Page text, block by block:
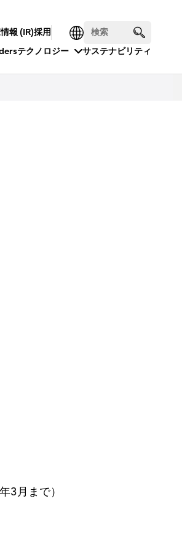
報 (IR)採用
テクノロジー サステナビリティ
3月まで）